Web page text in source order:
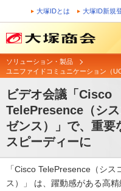
大塚IDとは 大塚ID新規
ソリューション・製品
ユニファイドコミュニケーション（UC
ビデオ会議「Cisco
TelePresence（シ
ゼンス）」で、重要
スピーディーに
「Cisco TelePresence（シス
ス）」 は、躍動感がある高